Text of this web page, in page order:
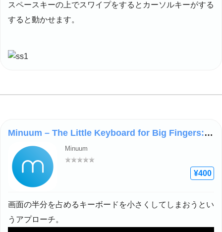
スペースキーの上でスワイプをするとカーソルキーがする
すると動かせます。
Minuum – The Little Keyboard for Big Fingers: Now with Smart Emoji
Minuum
¥400
画面の半分を占めるキーボードを小さくしてしまおうとい
うアプローチ。